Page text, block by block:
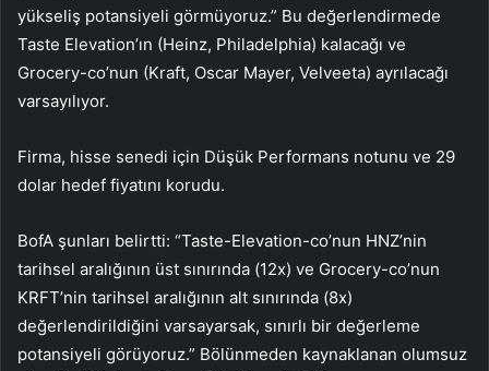
yükseliş potansiyeli görmüyoruz.” Bu değerlendirmede
Taste Elevation’ın (Heinz, Philadelphia) kalacağı ve
Grocery-co’nun (Kraft, Oscar Mayer, Velveeta) ayrılacağı
varsayılıyor.
Firma, hisse senedi için Düşük Performans notunu ve 29
dolar hedef fiyatını korudu.
BofA şunları belirtti: “Taste-Elevation-co’nun HNZ’nin
tarihsel aralığının üst sınırında (12x) ve Grocery-co’nun
KRFT’nin tarihsel aralığının alt sınırında (8x)
değerlendirildiğini varsayarsak, sınırlı bir değerleme
potansiyeli görüyoruz.” Bölünmeden kaynaklanan olumsuz